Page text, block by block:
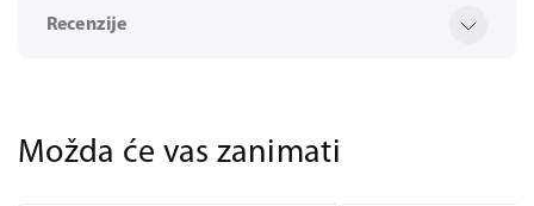
Recenzije
Možda će vas zanimati